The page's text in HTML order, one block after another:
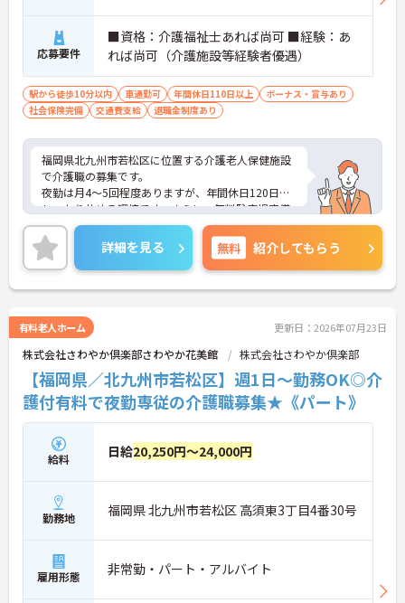
応募要件
■資格：介護福祉士あれば尚可 ■経験：あ
れば尚可（介護施設等経験者優遇）
駅から徒歩10分以内 車通勤可 年間休日110日以上
ボーナス・賞与あり
社会保険完備
交通費支給 退職金制度あり
福岡県北九州市若松区に位置する介護老人保健施設
で介護職の募集です。
夜勤は月4～5回程度ありますが、年間休日120日で
しっかり休める環境です。さらに、無料駐車場完備
でマイカー通勤OK、ユニフォーム貸与、採用時の健
康診断無料など働きやすい環境が整っています。
ご興味のある方には、面接対策ポイントなどさらに
詳細をお話いたしますので、お気軽にご相談くださ
い。
詳細を見る 無料 紹介してもらう
有料老人ホーム 更新日：2026年07月23日
株式会社さわやか倶楽部さわやか花美館 株式会社さわやか倶楽部
【福岡県／北九州市若松区】週1日～勤務OK◎介
護付有料で夜勤専従の介護職募集★《パート》
給料 日給20,250円～24,000円
勤務地 福岡県 北九州市若松区 高須東3丁目4番30号
雇用形態 非常勤・パート・アルバイト